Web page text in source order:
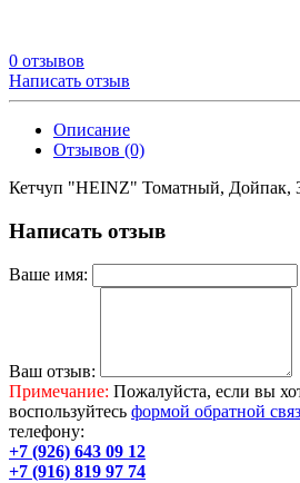
0 отзывов
Написать отзыв
Описание
Отзывов (0)
Кетчуп "HEINZ" Томатный, Дойпак,
Написать отзыв
Ваше имя:
Ваш отзыв:
Примечание: Пожалуйста, если вы
воспользуйтесь формой обратной
телефону:
+7 (926) 643 09 12
+7 (916) 819 97 74